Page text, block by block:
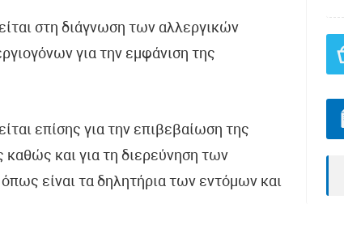
στη διάγνωση των αλλεργικών
για την εμφάνιση της
επίσης για την επιβεβαίωση της
καθώς και για τη διερεύνηση των
είναι τα δηλητήρια των εντόμων και